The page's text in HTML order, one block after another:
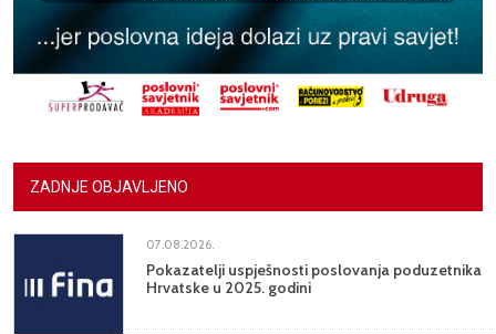
ZADNJE OBJAVLJENO
07.08.2026.
Pokazatelji uspješnosti poslovanja poduzetnika
Hrvatske u 2025. godini